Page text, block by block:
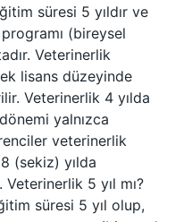
süresi 5 yıldır ve
(bireysel
Veterinerlik
lisans düzeyinde
Veterinerlik 4 yılda
yalnızca
veterinerlik
(sekiz) yılda
5 yıl mı?
süresi 5 yıl olup,